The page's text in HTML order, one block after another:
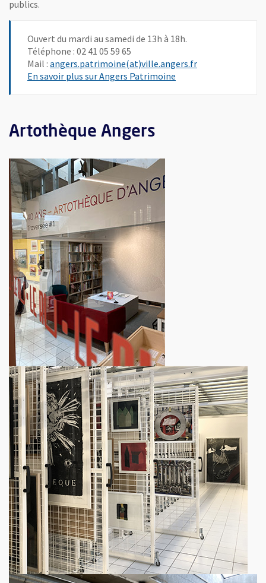
publics.
Ouvert du mardi au samedi de 13h à 18h.
Téléphone : 02 41 05 59 65
Mail : angers.patrimoine(at)ville.angers.fr, Ouvre une
En savoir plus sur Angers Patrimoine
Artothèque Angers